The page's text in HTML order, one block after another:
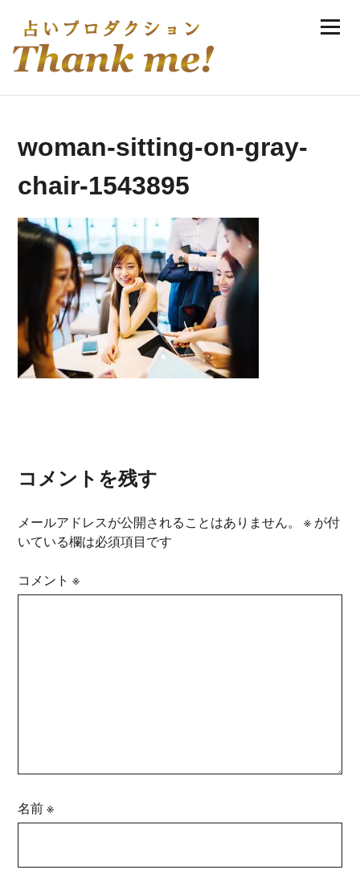
content
伊庭ゆき実の手相・風水・恋愛占い
Menu
woman-sitting-on-gray-
chair-1543895
コメントを残す
メールアドレスが公開されることはありません。 ※ が付
いている欄は必須項目です
コメント※
名前※